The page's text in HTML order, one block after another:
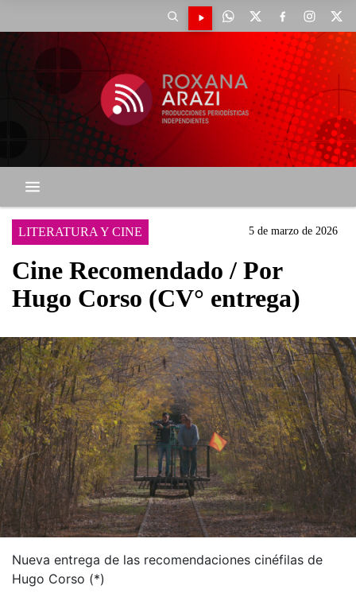
LITERATURA Y CINE 5 de marzo de 2026
Cine Recomendado / Por
Hugo Corso (CV° entrega)
Nueva entrega de las recomendaciones cinéfilas de
Hugo Corso (*)